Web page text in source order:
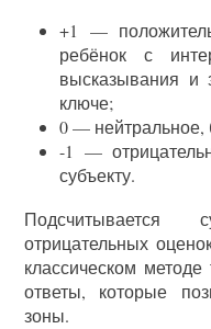
+1 —
ребёнок с
высказывания и
ключе;
0 — нейтральное,
-1 —
субъекту.
отрицательных
классическом
ответы, которые
зоны.